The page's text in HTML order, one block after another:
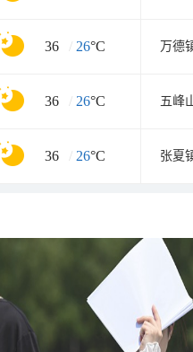
36 / 26°C 万德
36 / 26°C 五峰
36 / 26°C 张夏